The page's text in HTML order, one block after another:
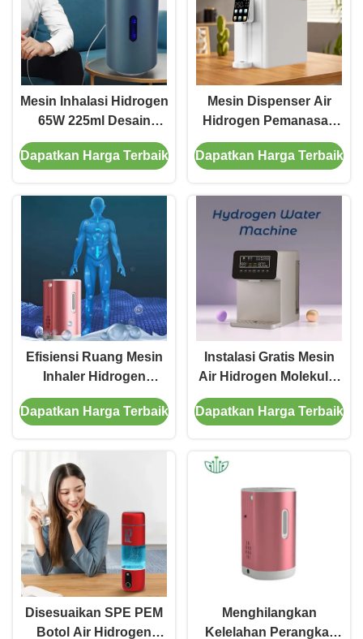
Mesin Inhalasi Hidrogen
65W 225ml Desain
kompak Mudah Dibawa
Dapatkan Harga Terbaik
Mesin Dispenser Air
Hidrogen Pemanasan
Instan Desktop
2000ppb
Dapatkan Harga Terbaik
Efisiensi Ruang Mesin
Inhaler Hidrogen
Portable 150ml 225ml
Dapatkan Harga Terbaik
Instalasi Gratis Mesin
Air Hidrogen Molekuler
1200ppb 800ml
Dapatkan Harga Terbaik
Disesuaikan SPE PEM
Botol Air Hidrogen
Menghilangkan
Kelelahan Perangkat